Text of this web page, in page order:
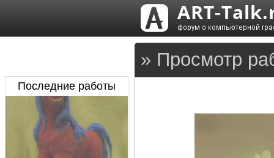
» Просмотр
Последние работы